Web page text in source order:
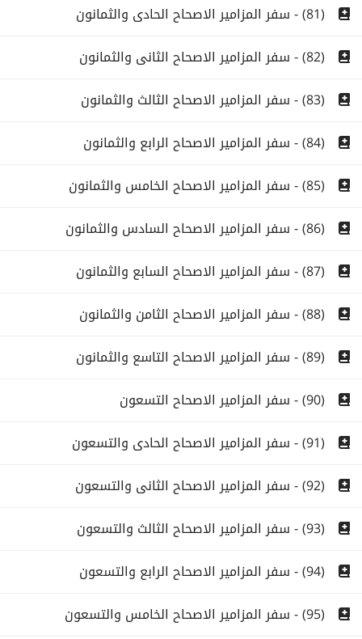
(81) - سفر المزامير الاصحاح الحادى والثمانون
(82) - سفر المزامير الاصحاح الثانى والثمانون
(83) - سفر المزامير الاصحاح الثالث والثمانون
(84) - سفر المزامير الاصحاح الرابع والثمانون
(85) - سفر المزامير الاصحاح الخامس والثمانون
(86) - سفر المزامير الاصحاح السادس والثمانون
(87) - سفر المزامير الاصحاح السابع والثمانون
(88) - سفر المزامير الاصحاح الثامن والثمانون
(89) - سفر المزامير الاصحاح التاسع والثمانون
(90) - سفر المزامير الاصحاح التسعون
(91) - سفر المزامير الاصحاح الحادى والتسعون
(92) - سفر المزامير الاصحاح الثانى والتسعون
(93) - سفر المزامير الاصحاح الثالث والتسعون
(94) - سفر المزامير الاصحاح الرابع والتسعون
(95) - سفر المزامير الاصحاح الخامس والتسعون